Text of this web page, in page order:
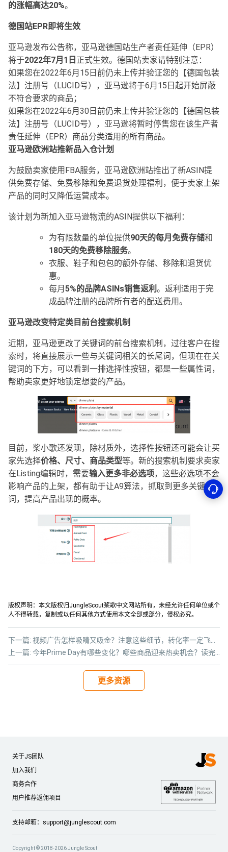
的涨幅高达20%。
德国站EPR即将生效
亚马逊发布公告称，亚马逊德国站生产者责任延伸（EPR）
将于2022年7月1日 正式生效。德国站卖家请特别注意：
如果您在2022年6月15日前仍未上传并验证您的【德国包装
法】注册号（LUCID号），亚马逊将于6月15日起开始屏蔽
不符合要求的商品；
如果您在2022年6月30日前仍未上传并验证您的【德国包装
法】注册号（LUCID号），亚马逊将暂时停售您在该生产者
责任延伸（EPR）商品分类适用的所有商品。
亚马逊欧洲站推新品入仓计划
为鼓励卖家使用FBA服务，亚马逊欧洲站推出了新ASIN提
供免费存储、免费移除和免费退货处理福利，便于卖家上架
产品的同时又降低运营成本。
该计划为新加入亚马逊物流的ASIN提供以下福利：
为有限数量的单位提供90天的每月免费存储和
180天的免费移除服务。
衣服、鞋子和包包的额外存储、移除和退货优
惠。
每月 5%的品牌ASINs销售返利 。返利适用于完
成品牌注册的品牌所有者的配送费用。
亚马逊改变特定类目前台搜索机制
近期，亚马逊更改了关键词的前台搜索机制，过往客户在搜
索时，将直接展示一些与关键词相关的长尾词，但现在在关
键词的下方，可以看到一排选择性按钮，都是一些属性词，
帮助卖家更好地锁定想要的产品。
目前，桨小歌还发现，除材质外，选择性按钮还可能会让买
家先选择价格、尺寸、商品类型等。新的搜索机制要求卖家
在Listing编辑时，需要输入更多非必选项，这些必选项不会
影响产品的上架，都有助于让A9算法，抓取到更多关键
词，提高产品出现的概率。
版权声明：本文版权归JungleScout桨歌中文网站所有，未经允许任何单位或个
人不得转载，复制或以任何其他方式使用本文全部或部分，侵权必究。
上一篇: 今年Prime Day有哪些变化？哪些商品迎来热卖机会？读完这份报告全知道！
下一篇: 视频广告怎样吸睛又吸金？注意这些细节，转化率一定飞涨！
更多资源
关于JS团队
加入我们
商务合作
用户推荐返佣项目
支持邮箱： support@junglescout.com
Copyright © 2018-2026 Jungle Scout